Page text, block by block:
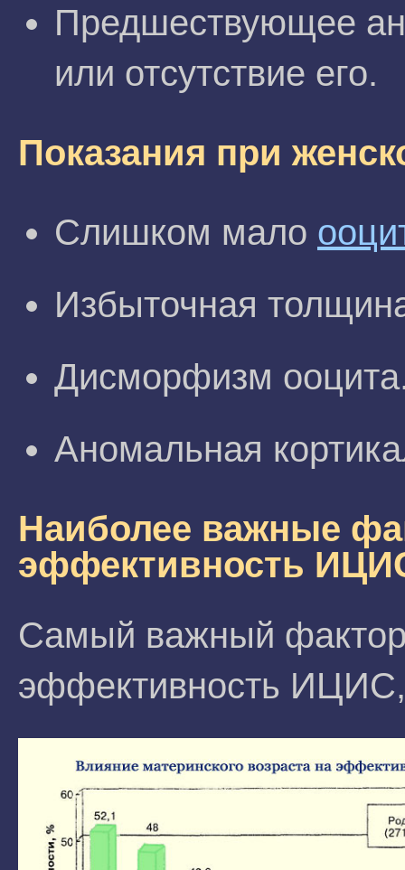
Предшествующее
или отсутствие его.
Показания при
Слишком мало
Избыточная
Дисморфизм
Аномальная
Наиболее важные
эффективность
Самый важный
эффективность ИЦИС,